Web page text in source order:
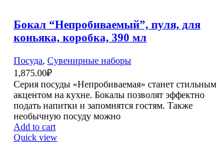
Бокал “Непробиваемый”, пуля, для
коньяка, коробка, 390 мл
Посуда, Сувенирные наборы
1,875.00₽
Серия посуды «Непробиваемая» станет стильным
акцентом на кухне. Бокалы позволят эффектно
подать напитки и запомнятся гостям. Также
необычную посуду можно
Add to cart
Quick view